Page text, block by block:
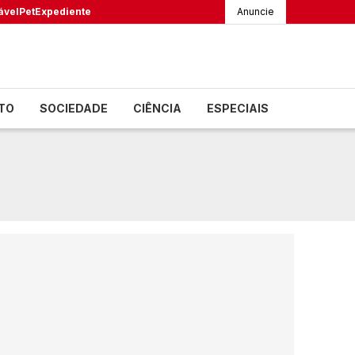
PetExpediente Anuncie
SOCIEDADE CIÊNCIA ESPECIAIS